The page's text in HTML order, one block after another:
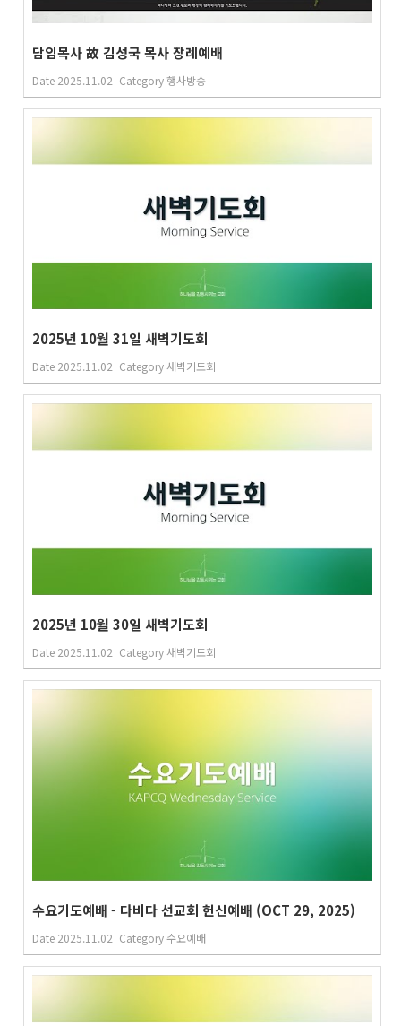
담임목사 故 김성국 목사 장례예배
Date 2025.11.02 Category행사방송
2025년 10월 31일 새벽기도회
Date 2025.11.02 Category새벽기도회
2025년 10월 30일 새벽기도회
Date 2025.11.02 Category새벽기도회
수요기도예배 - 다비다 선교회 헌신예배 (OCT 29, 2025)
Date 2025.11.02 Category수요예배